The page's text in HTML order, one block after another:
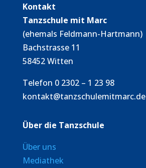
Kontakt
Tanzschule mit Marc
(ehemals Feldmann-Hartmann)
Bachstrasse 11
58452 Witten
Telefon 0 2302 – 1 23 98
kontakt@tanzschulemitmarc.de
Über die Tanzschule
Über uns
Mediathek